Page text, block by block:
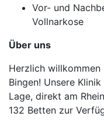
Vor- und
Vollnarkose
Über uns
Herzlich
Bingen! Unsere
Lage, direkt am
132 Betten zur